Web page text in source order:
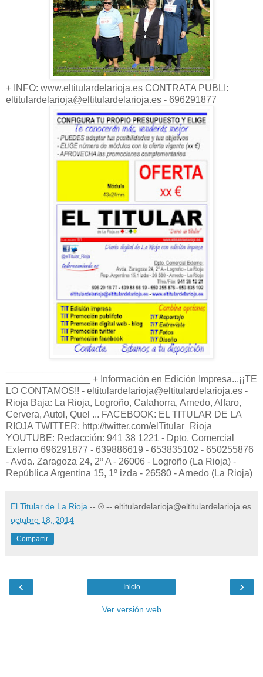
+ INFO: www.eltitulardelarioja.es CONTRATA PUBLI:
eltitulardelarioja@eltitulardelarioja.es - 696291877
________________ + Información en Edición Impresa...¡¡TE
LO CONTAMOS!! - eltitulardelarioja@eltitulardelarioja.es -
Rioja Baja: La Rioja, Logroño, Calahorra, Arnedo, Alfaro,
Cervera, Autol, Quel ... FACEBOOK: EL TITULAR DE LA
RIOJA TWITTER: http://twitter.com/elTitular_Rioja
YOUTUBE: Redacción: 941 38 1221 - Dpto. Comercial
Externo 696291877 - 639886619 - 653835102 - 650255876
- Avda. Zaragoza 24, 2º A - 26006 - Logroño (La Rioja) -
República Argentina 15, 1º izda - 26580 - Arnedo (La Rioja)
El Titular de La Rioja -- ® -- eltitulardelarioja@eltitulardelarioja.es
octubre 18, 2014
Compartir
‹ ›
Inicio
Ver versión web